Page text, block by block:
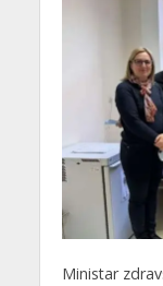
Ministar